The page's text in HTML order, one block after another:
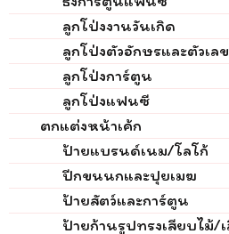
ลูกโป่งงานวันเกิด
ลูกโป่งตัวอักษรและตัวเลข
ลูกโป่งการ์ตูน
ลูกโป่งแฟนซี
ตกแต่งหน้าเค้ก
ป้ายแบรนด์เนม/โลโก้
ปีกขนนกและปุยเมฆ
ป้ายสัตว์และการ์ตูน
ป้ายก้านรูปทรงเสียบไม้/